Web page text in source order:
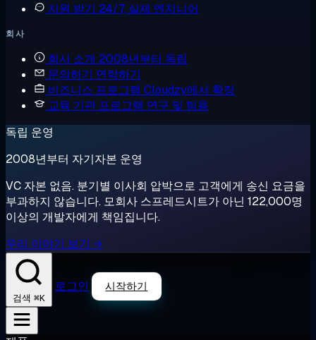
지원 받기 24/7, 실제 엔지니어
회사
회사 소개 2008년부터 독립
문의하기 연락하기
비즈니스 프로그램 Cloudzy에서 확장
교육 기관 프로그램 연구 및 팀용
독립 운영
2008년부터 자기자본 운영
VC 자본 없음. 분기별 이사회 압박으로 고객에게 송신 요금을
부과하지 않습니다. 모회사 스프레드시트가 아닌 122,000명
이상의 개발자에게 책임집니다.
우리 이야기 보기 →
검색 ⌘K
로그인 시작하기